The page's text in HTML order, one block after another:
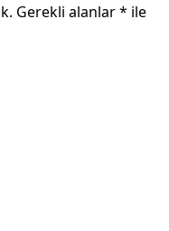
Gerekli alanlar* ile